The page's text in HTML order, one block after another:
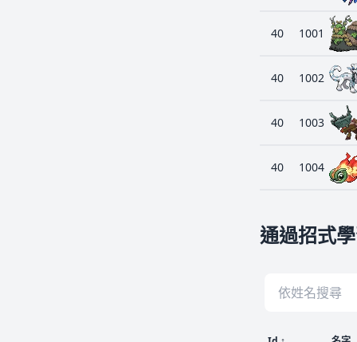
40 1001
40 1002
40 1003
40 1004
通過招式